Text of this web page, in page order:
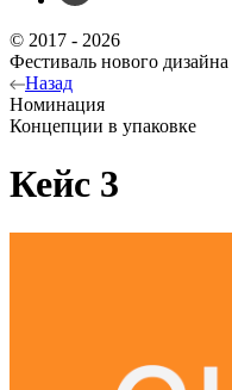
© 2017 - 2026
Фестиваль нового
Назад
Номинация
Концепции в упаковке
Кейс 3